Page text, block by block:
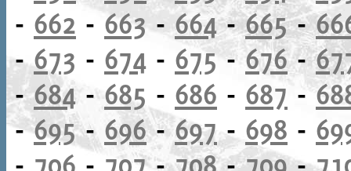
- 662 - 663-664-665-
-673 - 674 - 675-676-
-684-685 - 686 - 687 -
-695- 696-697- 698 -